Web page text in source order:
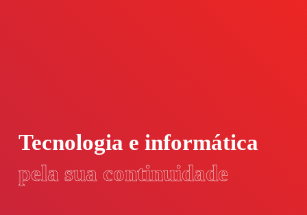
Tecnologia e informática
pela sua continuidade